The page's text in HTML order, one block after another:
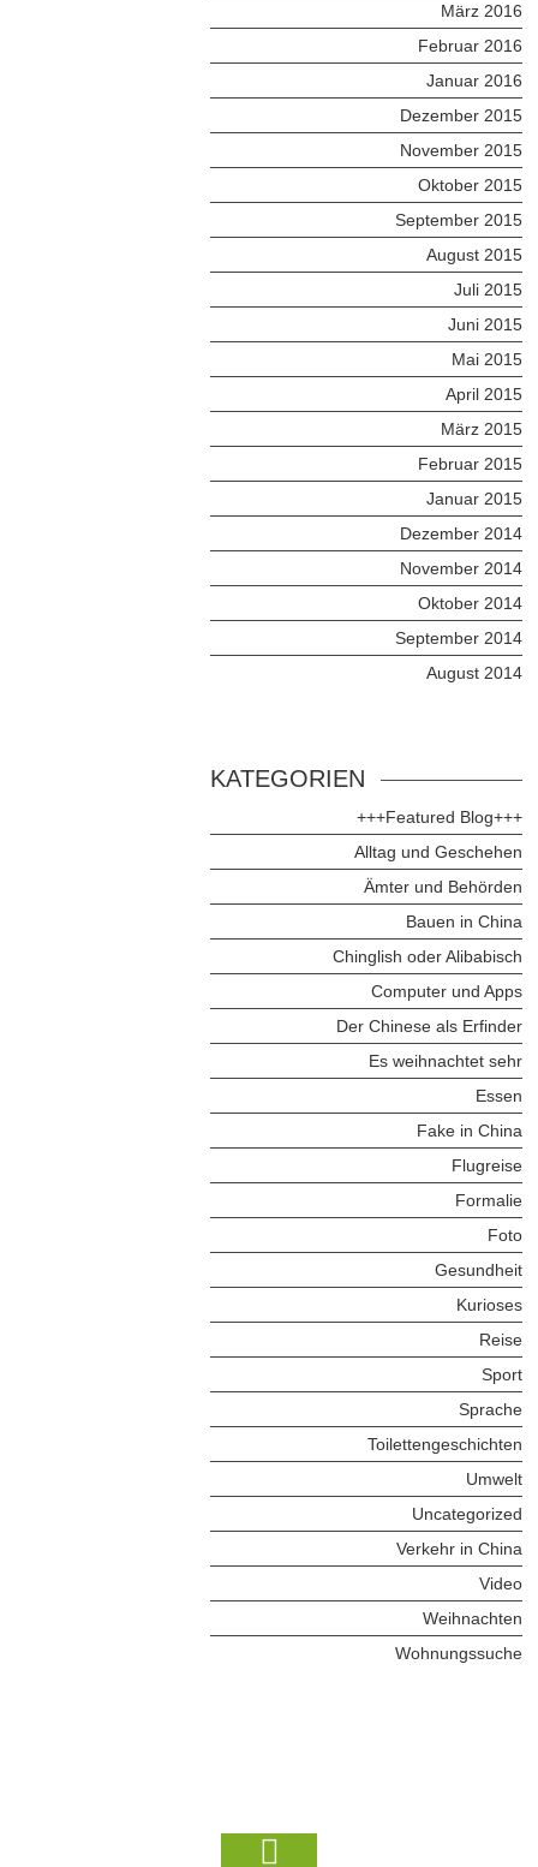
März 2016
Februar 2016
Januar 2016
Dezember 2015
November 2015
Oktober 2015
September 2015
August 2015
Juli 2015
Juni 2015
Mai 2015
April 2015
März 2015
Februar 2015
Januar 2015
Dezember 2014
November 2014
Oktober 2014
September 2014
August 2014
KATEGORIEN
+++Featured Blog+++
Alltag und Geschehen
Ämter und Behörden
Bauen in China
Chinglish oder Alibabisch
Computer und Apps
Der Chinese als Erfinder
Es weihnachtet sehr
Essen
Fake in China
Flugreise
Formalie
Foto
Gesundheit
Kurioses
Reise
Sport
Sprache
Toilettengeschichten
Umwelt
Uncategorized
Verkehr in China
Video
Weihnachten
Wohnungssuche